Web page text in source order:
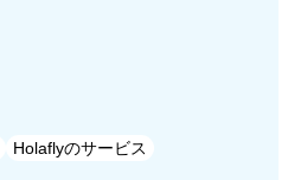
Holaflyのサービス